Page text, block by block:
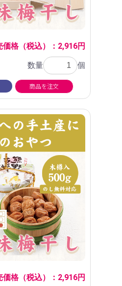
価格（税込）：2,916円
数量 個
商品を注文
価格（税込）：2,916円